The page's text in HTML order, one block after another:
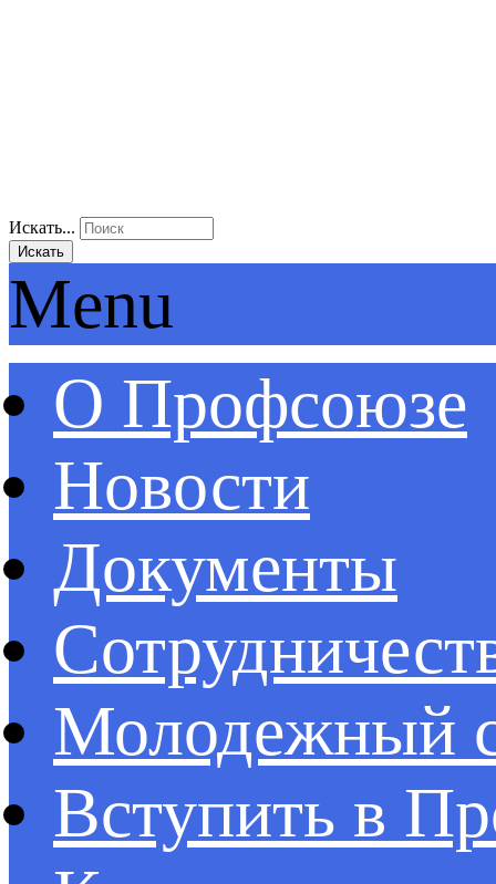
Искать...
Искать
Menu
О Профсоюзе
Новости
Документы
Молодежный
Вступить в